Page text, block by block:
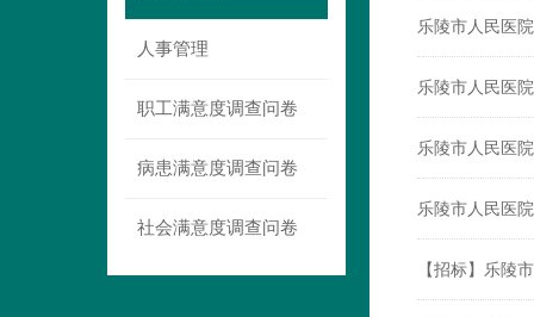
人事管理
职工满意度调查问卷
病患满意度调查问卷
社会满意度调查问卷
乐陵市人民医
乐陵市人民医
乐陵市人民医
乐陵市人民医
【招标】乐陵